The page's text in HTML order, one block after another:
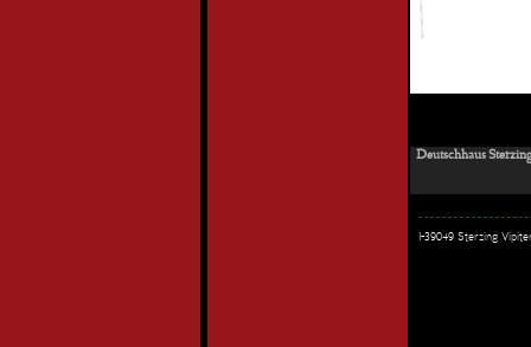
Deutschhaus
I-39049 Sterzing